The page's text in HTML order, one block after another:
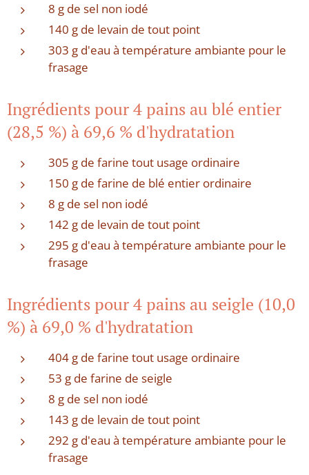
8 g de sel non iodé
140 g de levain de tout point
303 g d'eau à température ambiante pour le
frasage
Ingrédients pour 4 pains au blé entier
(28,5 %) à 69,6 % d'hydratation
305 g de farine tout usage ordinaire
150 g de farine de blé entier ordinaire
8 g de sel non iodé
142 g de levain de tout point
295 g d'eau à température ambiante pour le
frasage
Ingrédients pour 4 pains au seigle (10,0
%) à 69,0 % d'hydratation
404 g de farine tout usage ordinaire
53 g de farine de seigle
8 g de sel non iodé
143 g de levain de tout point
292 g d'eau à température ambiante pour le
frasage